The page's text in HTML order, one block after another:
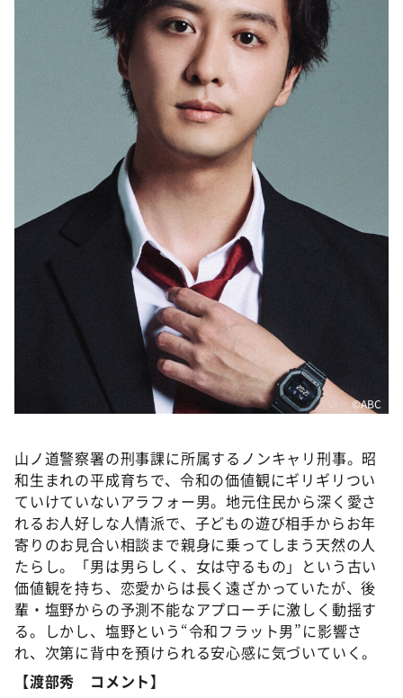
©️ABC
山ノ道警察署の刑事課に所属するノンキャリ刑事。昭
和生まれの平成育ちで、令和の価値観にギリギリつい
ていけていないアラフォー男。地元住民から深く愛さ
れるお人好しな人情派で、子どもの遊び相手からお年
寄りのお見合い相談まで親身に乗ってしまう天然の人
たらし。「男は男らしく、女は守るもの」という古い
価値観を持ち、恋愛からは長く遠ざかっていたが、後
輩・塩野からの予測不能なアプローチに激しく動揺す
る。しかし、塩野という“令和フラット男”に影響さ
れ、次第に背中を預けられる安心感に気づいていく。
【渡部秀 コメント】